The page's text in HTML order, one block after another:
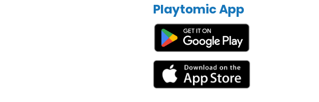
Playtomic App